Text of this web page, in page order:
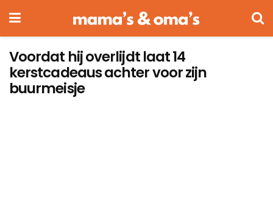
Voordat hij overlijdt laat 14
kerstcadeaus achter voor zijn
buurmeisje